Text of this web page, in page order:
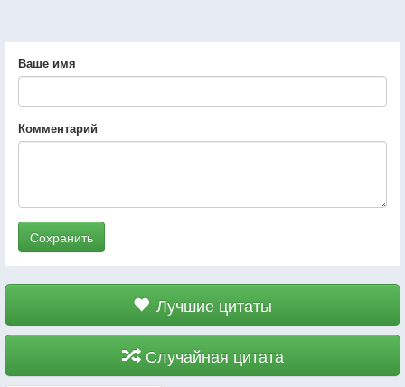
Ваше имя
Комментарий
Сохранить
Лучшие цитаты
Случайная цитата